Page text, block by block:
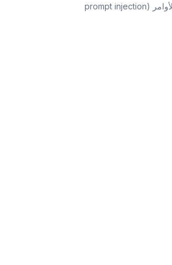
كيف أمنع هجمات حقن الأوامر (prompt injection